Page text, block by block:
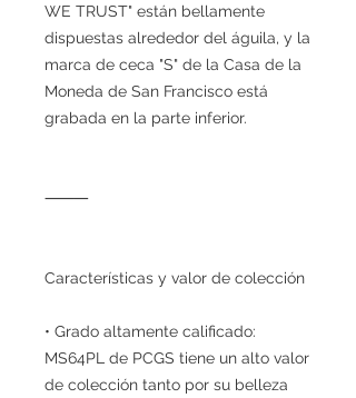
WE TRUST" están bellamente
dispuestas alrededor del águila, y la
marca de ceca "S" de la Casa de la
Moneda de San Francisco está
grabada en la parte inferior.
⸻
Características y valor de colección
• Grado altamente calificado:
MS64PL de PCGS tiene un alto valor
de colección tanto por su belleza